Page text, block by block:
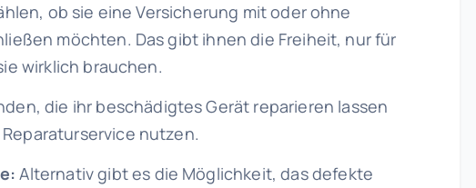
ob sie eine Versicherung mit oder ohne
möchten. Das gibt ihnen die Freiheit, nur für
wirklich brauchen.
die ihr beschädigtes Gerät reparieren lassen
nutzen.
Alternativ gibt es die Möglichkeit, das defekte